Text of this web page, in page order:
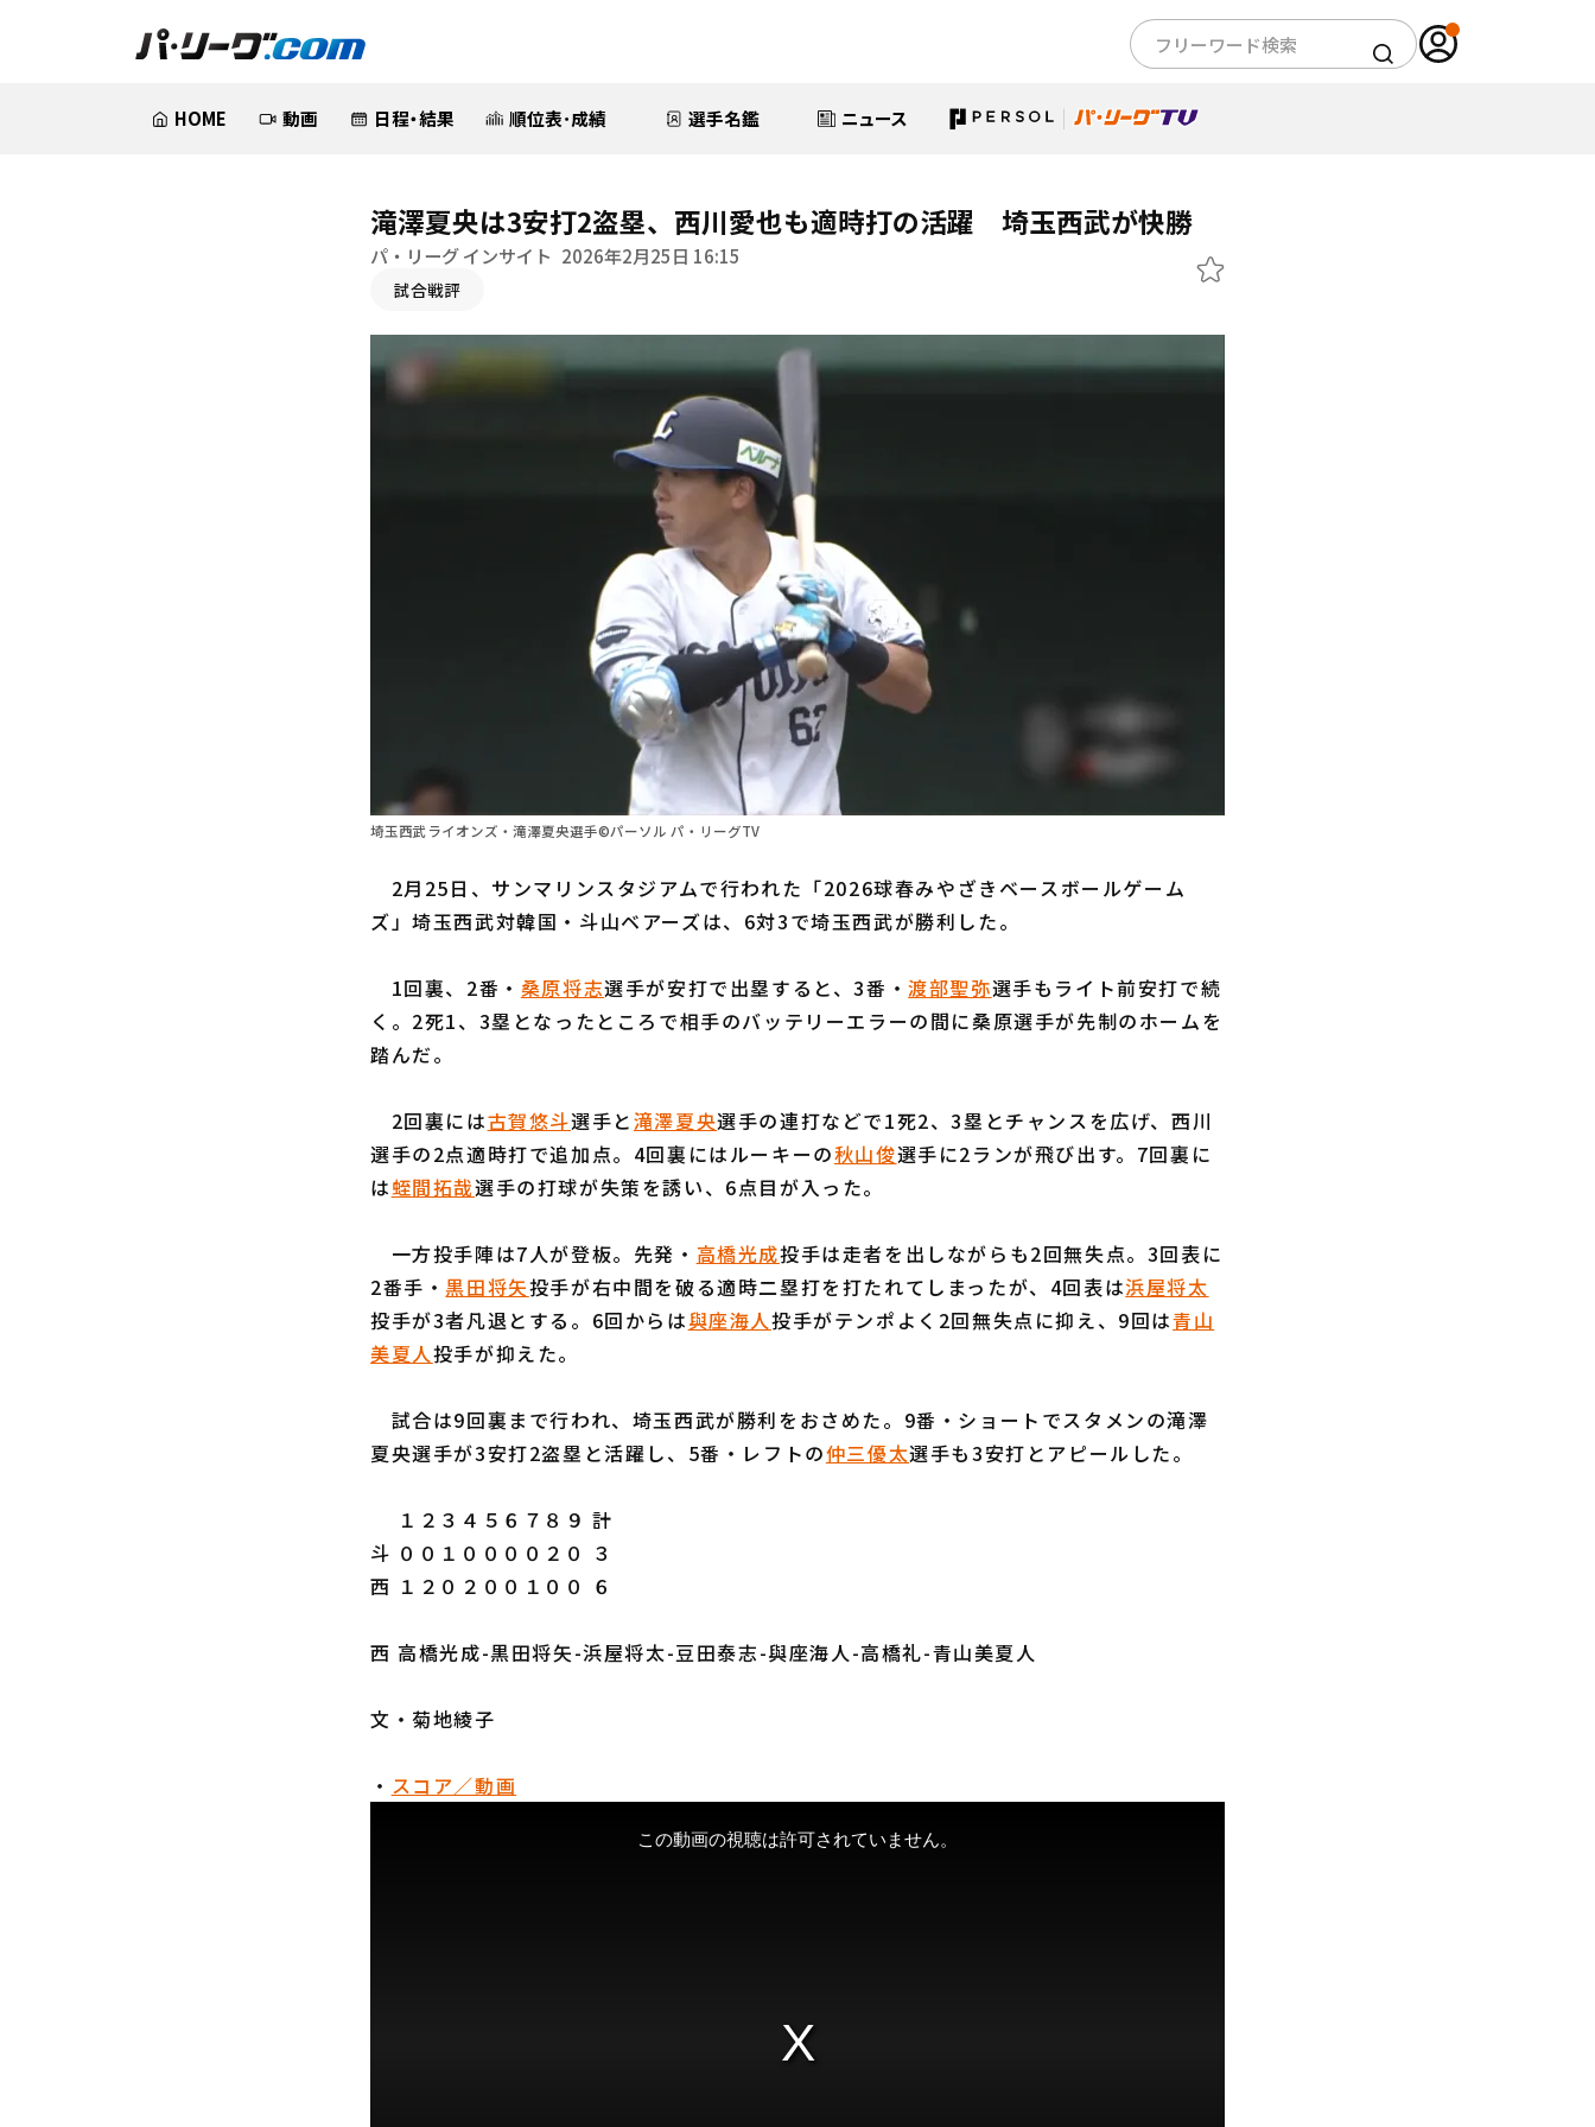
HOME 動画 日程・結果 順位表･成績 選手名鑑 ニュース
滝澤夏央は3安打2盗塁、西川愛也も適時打の活躍 埼玉西武が快勝
パ・リーグ インサイト 2026年2月25日 16:15
試合戦評
埼玉西武ライオンズ・滝澤夏央選手©パーソル パ・リーグTV
2月25日、サンマリンスタジアムで行われた「2026球春みやざきベースボールゲーム
ズ」埼玉西武対韓国・斗山ベアーズは、6対3で埼玉西武が勝利した。
1回裏、2番・ 桑原将志選手が安打で出塁すると、3番・渡部聖弥選手もライト前安打で続
く。2死1、3塁となったところで相手のバッテリーエラーの間に桑原選手が先制のホームを
踏んだ。
2回裏には古賀悠斗選手と滝澤夏央選手の連打などで1死2、3塁とチャンスを広げ、西川
選手の2点適時打で追加点。4回裏にはルーキーの秋山俊選手に2ランが飛び出す。7回裏に
は蛭間拓哉選手の打球が失策を誘い、6点目が入った。
一方投手陣は7人が登板。先発・ 高橋光成投手は走者を出しながらも2回無失点。3回表に
2番手・黒田将矢投手が右中間を破る適時二塁打を打たれてしまったが、4回表は浜屋将太
投手が3者凡退とする。6回からは與座海人投手がテンポよく2回無失点に抑え、9回は青山
美夏人投手が抑えた。
試合は9回裏まで行われ、埼玉西武が勝利をおさめた。9番・ショートでスタメンの滝澤
夏央選手が3安打2盗塁と活躍し、5番・レフトの仲三優太選手も3安打とアピールした。
１２３４５６７８９ 計
斗 ００１００００２０ ３
西 １２０２００１００ ６
西 高橋光成-黒田将矢-浜屋将太-豆田泰志-與座海人-高橋礼-青山美夏人
文・菊地綾子
・ スコア／動画